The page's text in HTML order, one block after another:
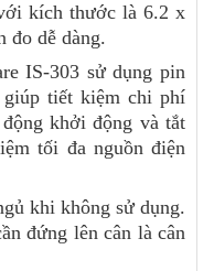
kích thước là 6.2 x
đo dễ dàng.
IS-303 sử dụng pin
tiết kiệm chi phí
khởi động và tắt
tối đa nguồn điện
khi không sử dụng.
đứng lên cân là cân